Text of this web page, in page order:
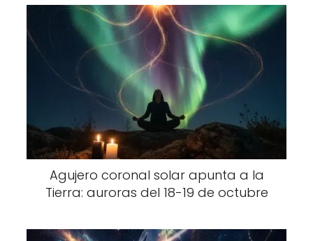
Agujero coronal solar apunta a la
Tierra: auroras del 18-19 de octubre